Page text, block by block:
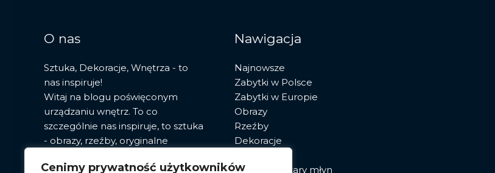
Cenimy prywatność użytkowników
O nas
Sztuka, Dekoracje, Wnętrza - to
nas inspiruje!
Witaj na blogu poświęconym
urządzaniu wnętrz. To co
szczególnie nas inspiruje, to sztuka
- obrazy, rzeźby, oryginalne
przegląd najnowszych trendów i
Nawigacja
Najnowsze
Zabytki w Polsce
Zabytki w Europie
Obrazy
Rzeźby
Dekoracje
Pracownia stary młyn